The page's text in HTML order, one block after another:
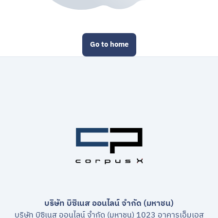
Go to home
บริษัท บิซิเนส ออนไลน์ จำกัด (มหาชน)
บริษัท บิซิเนส ออนไลน์ จำกัด (มหาชน) 1023 อาคารเอ็มเอส